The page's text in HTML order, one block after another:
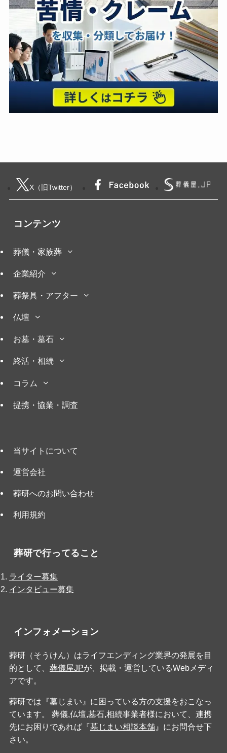
X（旧Twitter）
コンテンツ
葬儀・家族葬
企業紹介
葬祭具・アフター
仏壇
お墓・墓石
終活・相続
コラム
提携・協業・調査
当サイトについて
運営会社
葬研へのお問い合わせ
利用規約
葬研で行ってること
ライター募集
インタビュー募集
インフォメーション
葬研（そうけん）はライフエンディング業界の発展を目
的として、 葬儀屋JPが、掲載・運営しているWebメディ
アです。
葬研では『墓じまい』に困っている方の支援をおこなっ
ています。 葬儀,仏壇,墓石,相続事業者様において、連携
先にお困りであれば『墓じまい相談本舗』にお問合せ下
さい。